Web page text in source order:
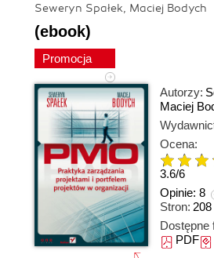
Seweryn Spałek, Maciej Bodych
(ebook)
Promocja
Autorzy:
Maciej
Ocena:
3.6/6
Opinie: 8
Stron: 208
Dostępne
PDF